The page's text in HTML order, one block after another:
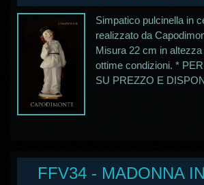
Simpatico pulcinella in
realizzato da
Misura 22 cm in
ottime condizioni. *
SU PREZZO E
FFV34 - MADONNA